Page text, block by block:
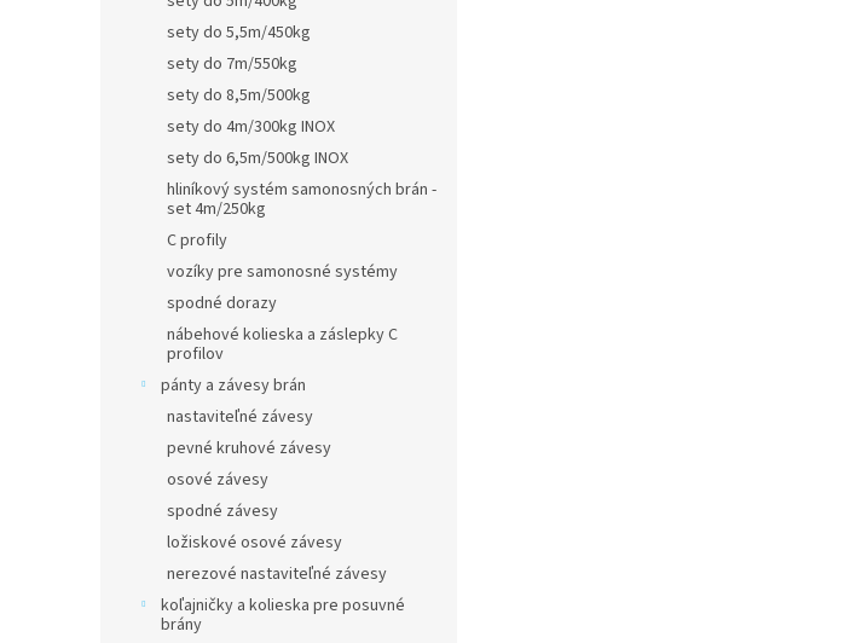
sety do 5,5m/450kg
sety do 7m/550kg
sety do 8,5m/500kg
sety do 4m/300kg INOX
sety do 6,5m/500kg INOX
hliníkový systém samonosných brán -
set 4m/250kg
C profily
vozíky pre samonosné systémy
spodné dorazy
nábehové kolieska a záslepky C
profilov
pánty a závesy brán
nastaviteľné závesy
pevné kruhové závesy
osové závesy
spodné závesy
ložiskové osové závesy
nerezové nastaviteľné závesy
koľajničky a kolieska pre posuvné
brány